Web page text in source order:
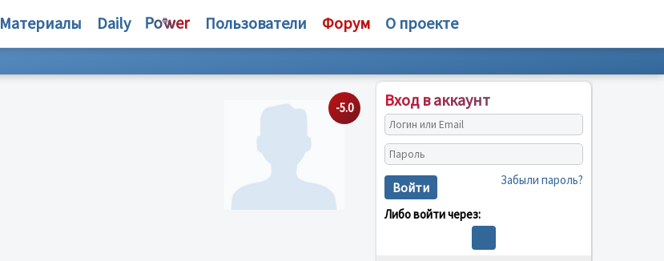
Материалы Daily Пользователи Форум О проекте
-5.0 Вход в аккаунт
Войти Забыли пароль?
Либо войти через: